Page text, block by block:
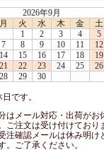
2026年9月
月 火 水 木 金
土
1
2 3 4
5
7 8 9 10 11
12
14 15 16 17 18
19
21 22 23 24 25
26
28 29 30
です。
はメール対応・出荷がお
ご注文は受け付けており
注確認メールは休み明け
。ご了承ください。